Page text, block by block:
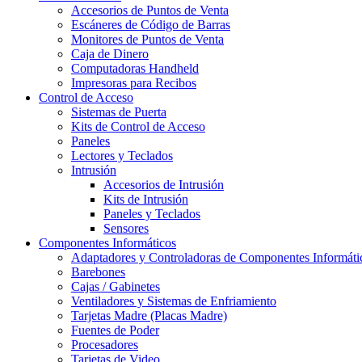
Accesorios de Puntos de Venta
Escáneres de Código de Barras
Monitores de Puntos de Venta
Caja de Dinero
Computadoras Handheld
Impresoras para Recibos
Control de Acceso
Sistemas de Puerta
Kits de Control de Acceso
Paneles
Lectores y Teclados
Intrusión
Accesorios de Intrusión
Kits de Intrusión
Paneles y Teclados
Sensores
Componentes Informáticos
Adaptadores y Controladoras de Componentes
Barebones
Cajas / Gabinetes
Ventiladores y Sistemas de Enfriamiento
Tarjetas Madre (Placas Madre)
Fuentes de Poder
Procesadores
Tarjetas de Video